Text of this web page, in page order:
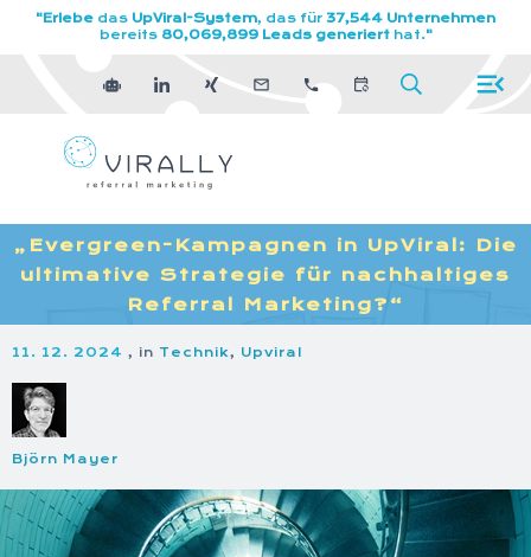
"Erlebe das UpViral-System, das für 37,544 Unternehmen
bereits 80,069,899 Leads generierthat."
„Evergreen-Kampagnen in UpViral: Die
ultimative Strategie für nachhaltiges
Referral Marketing?“
11. 12. 2024 , in Technik, Upviral
Björn Mayer